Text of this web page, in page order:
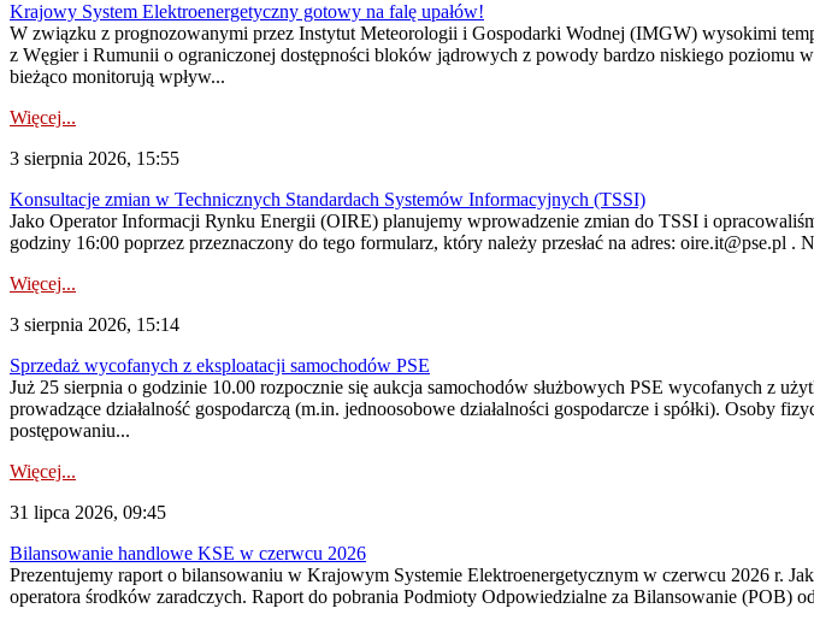
Krajowy System Elektroenergetyczny gotowy na falę upałów!
W związku z prognozowanymi przez Instytut Meteorologii i Gospodarki Wodnej (IMGW) wysokimi
z Węgier i Rumunii o ograniczonej dostępności bloków jądrowych z powody bardzo niskiego poziomu
bieżąco monitorują wpływ...
Więcej...
3 sierpnia 2026, 15:55
Konsultacje zmian w Technicznych Standardach Systemów Informacyjnych (TSSI)
Jako Operator Informacji Rynku Energii (OIRE) planujemy wprowadzenie zmian do TSSI i
godziny 16:00 poprzez przeznaczony do tego formularz, który należy przesłać na adres:
Więcej...
3 sierpnia 2026, 15:14
Sprzedaż wycofanych z eksploatacji samochodów PSE
Już 25 sierpnia o godzinie 10.00 rozpocznie się aukcja samochodów służbowych PSE wycofanych z
prowadzące działalność gospodarczą (m.in. jednoosobowe działalności gospodarcze i spółki). Osoby
postępowaniu...
Więcej...
31 lipca 2026, 09:45
Bilansowanie handlowe KSE w czerwcu 2026
Prezentujemy raport o bilansowaniu w Krajowym Systemie Elektroenergetycznym w czerwcu 2026 r.
operatora środków zaradczych. Raport do pobrania Podmioty Odpowiedzialne za Bilansowanie (POB)